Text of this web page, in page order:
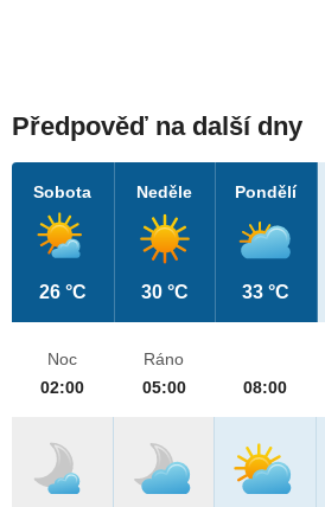
Předpověď na další dny
Sobota
26 °C
Neděle
30 °C
Pondělí
33 °C
Noc
02:00
Ráno
05:00
08:00